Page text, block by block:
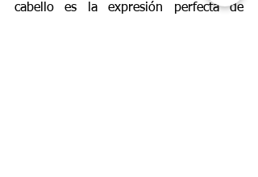
cabello es la expresión perfecta de